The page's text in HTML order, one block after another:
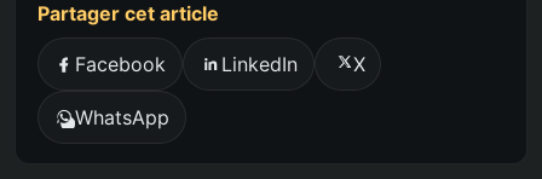
Partager cet article
Facebook LinkedIn X
WhatsApp